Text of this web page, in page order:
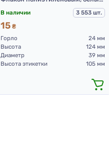
В наличии 3 553 шт.
15 ₴
Горло
24 мм
Высота
124 мм
Диаметр
39 мм
Высота этикетки
105 мм